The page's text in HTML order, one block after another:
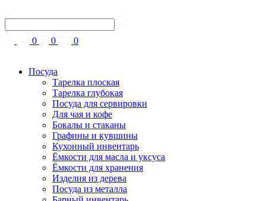
0 0 0
Посуда
Тарелка плоская
Тарелка глубокая
Посуда для сервировки
Для чая и кофе
Бокалы и стаканы
Графины и кувшины
Кухонный инвентарь
Ёмкости для масла и уксуса
Ёмкости для хранения
Изделия из дерева
Посуда из металла